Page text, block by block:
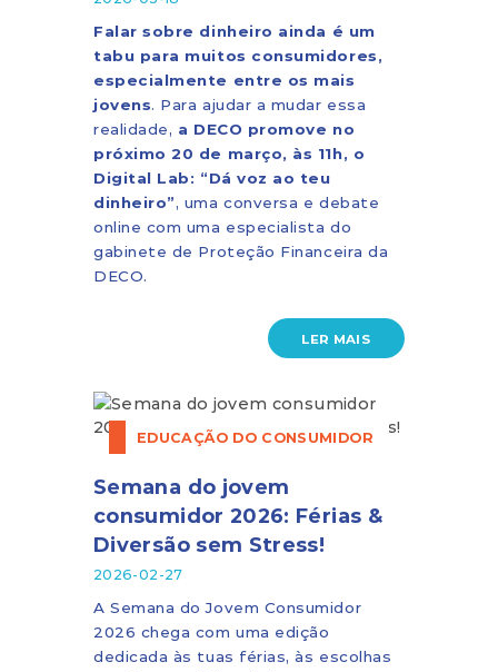
Falar sobre dinheiro ainda é um
tabu para muitos consumidores,
especialmente entre os mais
jovens. Para ajudar a mudar essa
realidade, a DECO promove no
próximo 20 de março, às 11h, o
Digital Lab: “Dá voz ao teu
dinheiro”, uma conversa e debate
online com uma especialista do
gabinete de Proteção Financeira da
DECO.
LER MAIS
EDUCAÇÃO DO CONSUMIDOR
Semana do jovem
consumidor 2026: Férias &
Diversão sem Stress!
2026-02-27
A Semana do Jovem Consumidor
2026 chega com uma edição
dedicada às tuas férias, às escolhas